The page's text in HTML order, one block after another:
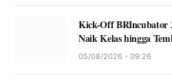
Kick-Off BRIncubator
Naik Kelas hingga
05/08/2026 - 09:26